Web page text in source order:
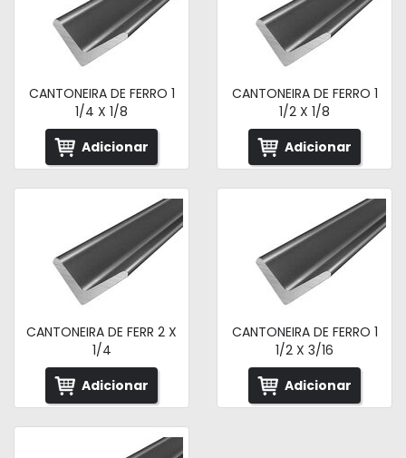
CANTONEIRA DE FERRO 1
1/4 X 1/8
Adicionar
CANTONEIRA DE FERRO 1
1/2 X 1/8
Adicionar
CANTONEIRA DE FERR 2 X
1/4
Adicionar
CANTONEIRA DE FERRO 1
1/2 X 3/16
Adicionar